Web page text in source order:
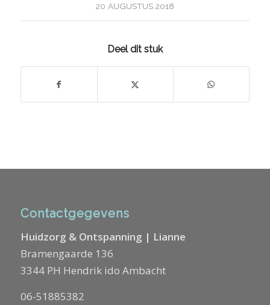
20 AUGUSTUS 2018
Deel dit stuk
Contactgegevens
Huidzorg & Ontspanning | Lianne
Bramengaarde 136
3344 PH Hendrik ido Ambacht
06-51885382